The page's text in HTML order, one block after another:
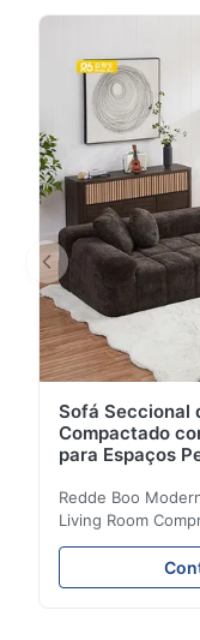
item chave para
Fabricado em
superfície possui
Sofá Seccional
Compactado
para Espaços
Redde Boo
Living Room
Lounge Product
soft sectional
spaces, featuring